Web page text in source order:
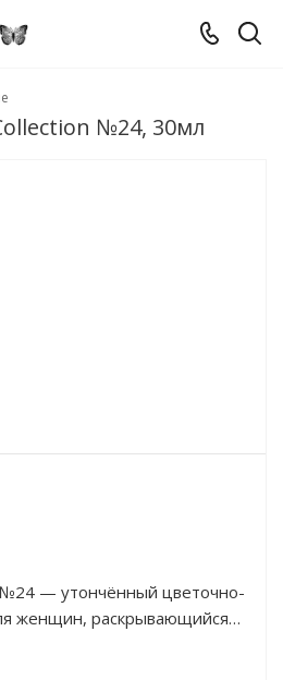
№24, 30мл
№24 — утончённый цветочно-
женщин, раскрывающийся
и благородными акцентами